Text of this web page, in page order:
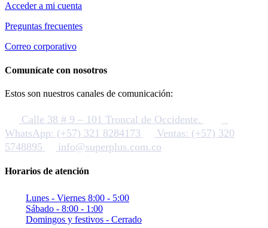
Acceder a mi cuenta
Preguntas frecuentes
Correo corporativo
Comunícate con nosotros
Estos son nuestros canales de comunicación:
Calle 38 # 9 – 101 Troncal de Occidente.
WhatsApp: (+57) 321 8284173
Ventas: (+57) 320
5748895
info@superplus.com.co
Horarios de atención
Lunes - Viernes 8:00 - 5:00
Sábado - 8:00 - 1:00
Domingos y festivos - Cerrado